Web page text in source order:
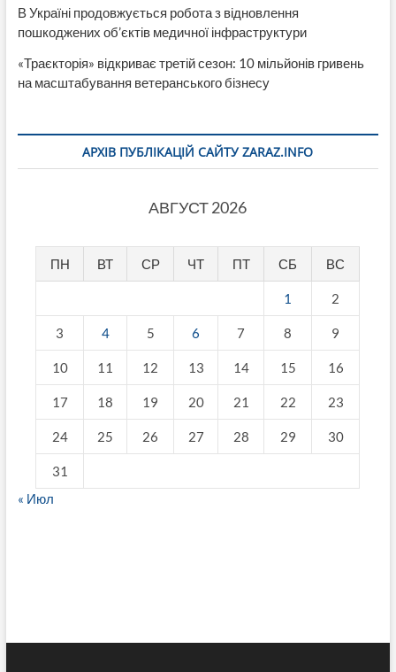
В Україні продовжується робота з відновлення
пошкоджених об’єктів медичної інфраструктури
«Траєкторія» відкриває третій сезон: 10 мільйонів гривень
на масштабування ветеранського бізнесу
АРХІВ ПУБЛІКАЦІЙ САЙТУ ZARAZ.INFO
АВГУСТ 2026
ПН ВТ СР ЧТ ПТ СБ ВС
1 2
3 4 5 6 7 8 9
10 11 12 13 14 15 16
17 18 19 20 21 22 23
24 25 26 27 28 29 30
31
« Июл